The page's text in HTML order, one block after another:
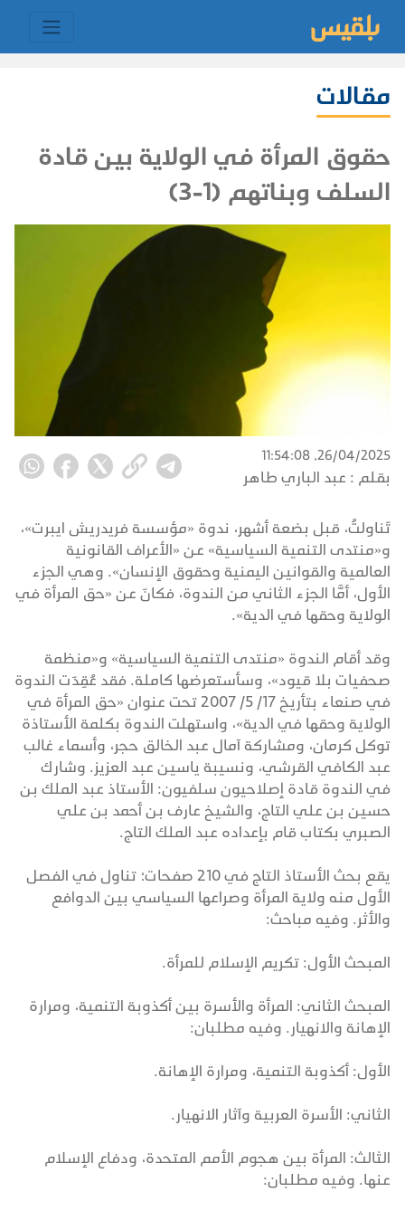
مقالات
حقوق المرأة في الولاية بين قادة
السلف وبناتهم (1-3)
26/04/2025, 11:54:08
بقلم : عبد الباري طاهر
تَناولتُ، قبل بضعة أشهر، ندوة «مؤسسة فريدريش ايبرت»،
و«منتدى التنمية السياسية» عن «الأعراف القانونية
العالمية والقوانين اليمنية وحقوق الإنسان». وهي الجزء
الأول، أمَّا الجزء الثاني من الندوة، فكانَ عن «حق المرأة في
الولاية وحقها في الدية».
وقد أقام الندوة «منتدى التنمية السياسية» و«منظمة
صحفيات بلا قيود»، وسأستعرضها كاملة. فقد عُقِدَت الندوة
في صنعاء بتأريخ 17/ 5/ 2007 تحت عنوان «حق المرأة في
الولاية وحقها في الدية»، واستهلت الندوة بكلمة الأستاذة
توكل كرمان، ومشاركة آمال عبد الخالق حجر، وأسماء غالب
عبد الكافي القرشي، ونسيبة ياسين عبد العزيز. وشارك
في الندوة قادة إصلاحيون سلفيون: الأستاذ عبد الملك بن
حسين بن علي التاج، والشيخ عارف بن أحمد بن علي
الصبري بكتاب قام بإعداده عبد الملك التاج.
يقع بحث الأستاذ التاج في 210 صفحات؛ تناول في الفصل
الأول منه ولاية المرأة وصراعها السياسي بين الدوافع
والأثر. وفيه مباحث:
المبحث الأول: تكريم الإسلام للمرأة.
المبحث الثاني: المرأة والأسرة بين أكذوبة التنمية، ومرارة
الإهانة والانهيار. وفيه مطلبان:
الأول: أكذوبة التنمية، ومرارة الإهانة.
الثاني: الأسرة العربية وآثار الانهيار.
الثالث: المرأة بين هجوم الأمم المتحدة، ودفاع الإسلام
عنها. وفيه مطلبان: